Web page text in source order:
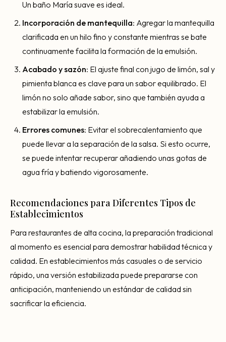
Un baño María suave es ideal.
Incorporación de mantequilla: Agregar la mantequilla
clarificada en un hilo fino y constante mientras se bate
continuamente facilita la formación de la emulsión.
Acabado y sazón: El ajuste final con jugo de limón, sal y
pimienta blanca es clave para un sabor equilibrado. El
limón no solo añade sabor, sino que también ayuda a
estabilizar la emulsión.
Errores comunes: Evitar el sobrecalentamiento que
puede llevar a la separación de la salsa. Si esto ocurre,
se puede intentar recuperar añadiendo unas gotas de
agua fría y batiendo vigorosamente.
Recomendaciones para Diferentes Tipos de
Establecimientos
Para restaurantes de alta cocina, la preparación tradicional
al momento es esencial para demostrar habilidad técnica y
calidad. En establecimientos más casuales o de servicio
rápido, una versión estabilizada puede prepararse con
anticipación, manteniendo un estándar de calidad sin
sacrificar la eficiencia.